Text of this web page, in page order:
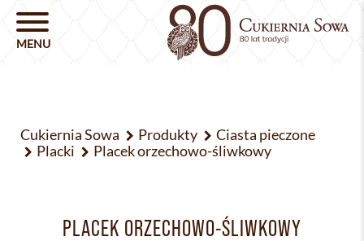
Cukiernia Sowa Produkty
Ciasta pieczone
Placki
Placek orzechowo-śliwkowy
PLACEK ORZECHOWO-ŚLIWKOWY